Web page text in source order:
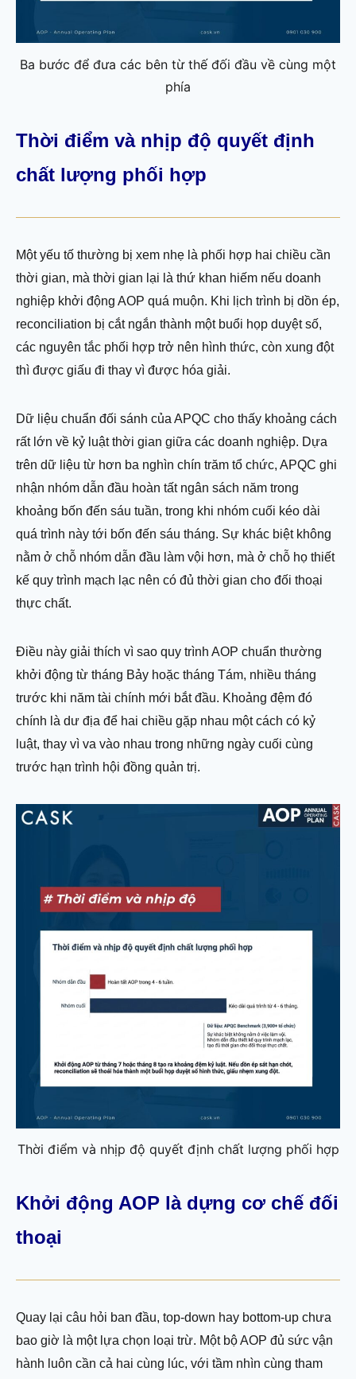
Ba bước để đưa các bên từ thế đối đầu về cùng một
phía
Thời điểm và nhịp độ quyết định
chất lượng phối hợp
Một yếu tố thường bị xem nhẹ là phối hợp hai chiều cần
thời gian, mà thời gian lại là thứ khan hiếm nếu doanh
nghiệp khởi động AOP quá muộn. Khi lịch trình bị dồn ép,
reconciliation bị cắt ngắn thành một buổi họp duyệt số,
các nguyên tắc phối hợp trở nên hình thức, còn xung đột
thì được giấu đi thay vì được hóa giải.
Dữ liệu chuẩn đối sánh của APQC cho thấy khoảng cách
rất lớn về kỷ luật thời gian giữa các doanh nghiệp. Dựa
trên dữ liệu từ hơn ba nghìn chín trăm tổ chức, APQC ghi
nhận nhóm dẫn đầu hoàn tất ngân sách năm trong
khoảng bốn đến sáu tuần, trong khi nhóm cuối kéo dài
quá trình này tới bốn đến sáu tháng. Sự khác biệt không
nằm ở chỗ nhóm dẫn đầu làm vội hơn, mà ở chỗ họ thiết
kế quy trình mạch lạc nên có đủ thời gian cho đối thoại
thực chất.
Điều này giải thích vì sao quy trình AOP chuẩn thường
khởi động từ tháng Bảy hoặc tháng Tám, nhiều tháng
trước khi năm tài chính mới bắt đầu. Khoảng đệm đó
chính là dư địa để hai chiều gặp nhau một cách có kỷ
luật, thay vì va vào nhau trong những ngày cuối cùng
trước hạn trình hội đồng quản trị.
Thời điểm và nhịp độ quyết định chất lượng phối hợp
Khởi động AOP là dựng cơ chế đối
thoại
Quay lại câu hỏi ban đầu, top-down hay bottom-up chưa
bao giờ là một lựa chọn loại trừ. Một bộ AOP đủ sức vận
hành luôn cần cả hai cùng lúc, với tầm nhìn cùng tham